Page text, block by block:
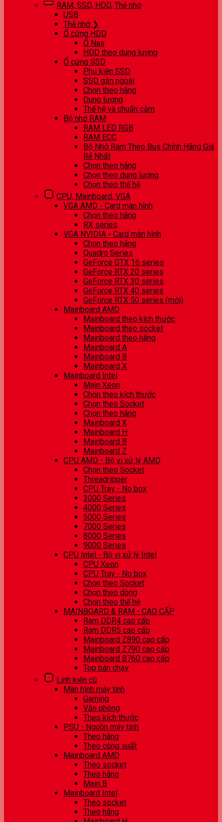
RAM, SSD, HDD, Thẻ nhớ
USB
Thẻ nhớ ❯
Ổ cứng HDD
Ổ Nas
HDD theo dung lượng
Ổ cứng SSD
Phụ kiện SSD
SSD gắn ngoài
Chọn theo hãng
Dung lượng
Thế hệ và chuẩn cắm
Bộ nhớ RAM
RAM LED RGB
RAM ECC
Bộ Nhớ Ram Theo Bus Chính Hãng Giá
Rẻ Nhất
Chọn theo hãng
Chọn theo dung lượng
Chọn theo thế hệ
CPU, Mainboard, VGA
VGA AMD - Card màn hình
Chọn theo hãng
RX series
VGA NVIDIA - Card màn hình
Chọn theo hãng
Quadro Series
GeForce GTX 16 series
GeForce RTX 20 series
GeForce RTX 30 series
GeForce RTX 40 series
GeForce RTX 50 series (mới)
Mainboard AMD
Mainboard theo kích thước
Mainboard theo socket
Mainboard theo hãng
Mainboard A
Mainboard B
Mainboard X
Mainboard Intel
Main Xeon
Chọn theo kích thước
Chọn theo Socket
Chọn theo hãng
Mainboard X
Mainboard H
Mainboard B
Mainboard Z
CPU AMD - Bộ vi xử lý AMD
Chọn theo Socket
Threadripper
CPU Tray - No box
3000 Series
4000 Series
5000 Series
7000 Series
8000 Series
9000 Series
CPU Intel - Bộ vi xử lý Intel
CPU Xeon
CPU Tray - No box
Chọn theo Socket
Chọn theo dòng
Chọn theo thế hệ
MAINBOARD & RAM - CAO CẤP
Ram DDR4 cao cấp
Ram DDR5 cao cấp
Mainboard Z890 cao cấp
Mainboard Z790 cao cấp
Mainboard B760 cao cấp
Top bán chạy
Linh kiện cũ
Màn hình máy tính
Gaming
Văn phòng
Theo kích thước
PSU - Nguồn máy tính
Theo hãng
Theo công suất
Mainboard AMD
Theo socket
Theo hãng
Main B
Mainboard Intel
Theo socket
Theo hãng